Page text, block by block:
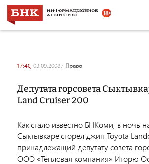
17:40, 03.09.2008 / право
Депутата горсовета
Land Cruiser 200
Как стало известно БНКоми, в ночь
Сыктывкаре сгорел джип Toyota
принадлежащий депутату совета
ООО «Тепловая компания» Игорю